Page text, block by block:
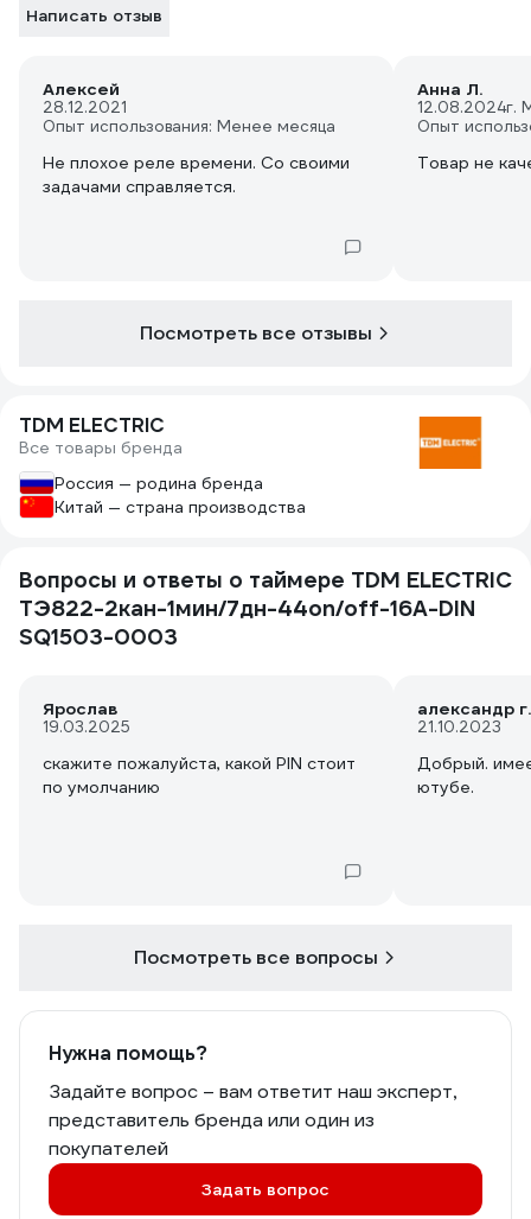
Написать отзыв
Алексей
28.12.2021
Опыт использования: Менее месяца
Не плохое реле времени. Со своими
задачами справляется.
Анна Л.
12.08.2024г.
Опыт
Товар не
Посмотреть все отзывы
TDM ELECTRIC
Все товары бренда
Россия — родина бренда
Китай — страна производства
Вопросы и ответы о таймере TDM ELECTRIC
ТЭ822-2кан-1мин/7дн-44on/off-16А-DIN
SQ1503-0003
Ярослав
19.03.2025
скажите пожалуйста, какой PIN стоит
по умолчанию
александр г.
21.10.2023
Добрый.
ютубе.
Посмотреть все вопросы
Нужна помощь?
Задайте вопрос – вам ответит наш эксперт,
представитель бренда или один из
покупателей
Задать вопрос